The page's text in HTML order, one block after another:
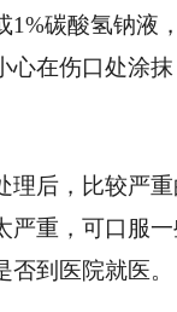
1%碳酸氢钠液
心在伤口处涂抹
理后，比较严
严重，可口服
到医院就医。